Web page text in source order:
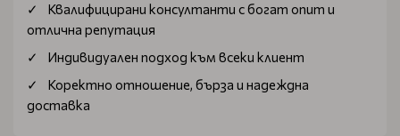
Квалифицирани консултанти с богат опит и
отлична репутация
Индивидуален подход към всеки клиент
Коректно отношение, бърза и надеждна
доставка